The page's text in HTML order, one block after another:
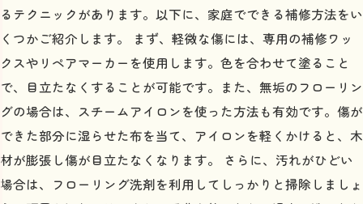
るテクニックがあります。以下に、家庭でできる補修方法をい
くつかご紹介します。 まず、軽微な傷には、専用の補修ワッ
クスやリペアマーカーを使用します。色を合わせて塗ること
で、目立たなくすることが可能です。また、無垢のフローリン
グの場合は、スチームアイロンを使った方法も有効です。傷が
できた部分に湿らせた布を当て、アイロンを軽くかけると、木
材が膨張し傷が目立たなくなります。 さらに、汚れがひどい
場合は、フローリング洗剤を利用してしっかりと掃除しましょ